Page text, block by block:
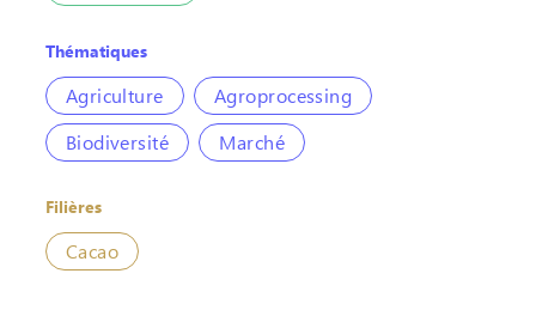
Thématiques
Agriculture
Agroprocessing
Biodiversité
Marché
Filières
Cacao